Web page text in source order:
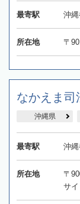
最寄駅 沖
所在地 〒
なかえま司
沖縄県
最寄駅 沖
所在地
〒
サ